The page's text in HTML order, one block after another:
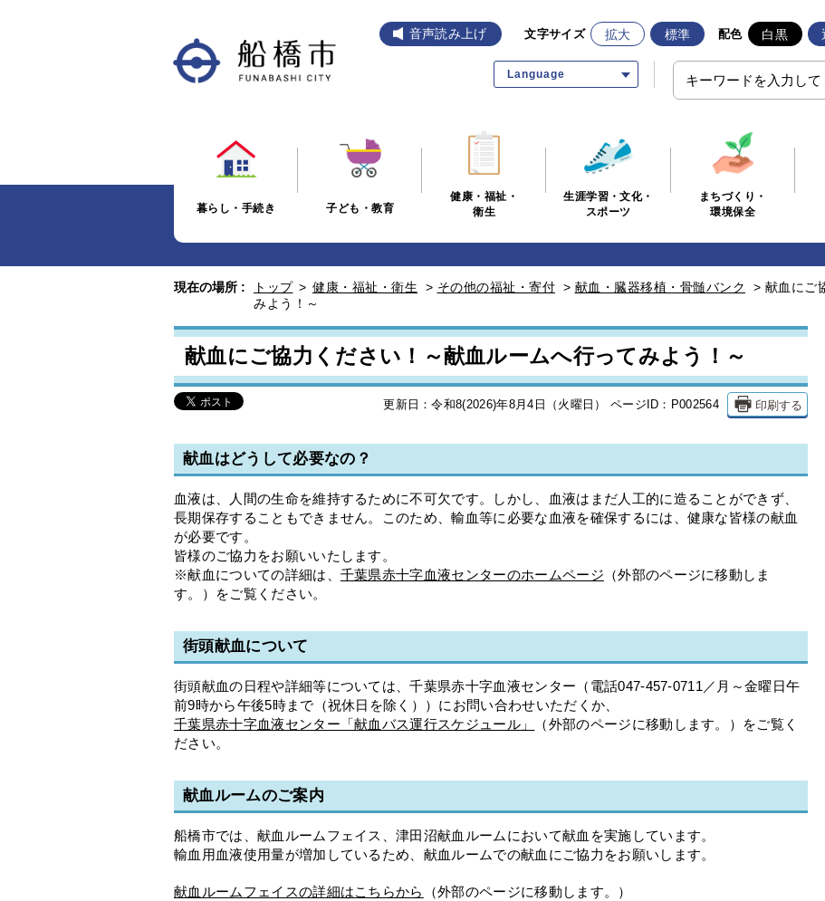
音声読み上げ 文字サイズ 拡大 標準 配色 白黒
Language
暮らし・手続き 子ども・教育
健康・福祉・
衛生
生涯学習・文化・
スポーツ
まちづくり・
環境保全
現在の場所 : トップ > 健康・福祉・衛生 > その他の福祉・寄付 > 献血・臓器移植・骨髄バンク > 献血にご
みよう！～
献血にご協力ください！～献血ルームへ行ってみよう！～
更新日：令和8(2026)年8月4日（火曜日） ページID：P002564 印刷する
献血はどうして必要なの？
血液は、人間の生命を維持するために不可欠です。しかし、血液はまだ人工的に造ることができず、
長期保存することもできません。このため、輸血等に必要な血液を確保するには、健康な皆様の献血
が必要です。
皆様のご協力をお願いいたします。
※献血についての詳細は、 千葉県赤十字血液センターのホームページ （外部のページに移動しま
す。）をご覧ください。
街頭献血について
街頭献血の日程や詳細等については、千葉県赤十字血液センター（電話047-457-0711／月～金曜日午
前9時から午後5時まで（祝休日を除く））にお問い合わせいただくか、
千葉県赤十字血液センター「献血バス運行スケジュール」
（外部のページに移動します。）をご覧く
ださい。
献血ルームのご案内
船橋市では、献血ルームフェイス、津田沼献血ルームにおいて献血を実施しています。
輸血用血液使用量が増加しているため、献血ルームでの献血にご協力をお願いします。
献血ルームフェイスの詳細はこちらから （外部のページに移動します。）